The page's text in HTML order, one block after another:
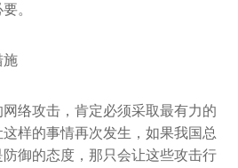
。
施
络攻击，肯定必须采取最有力的
样的事情再次发生，如果我国总
御的态度，那只会让这些攻击行